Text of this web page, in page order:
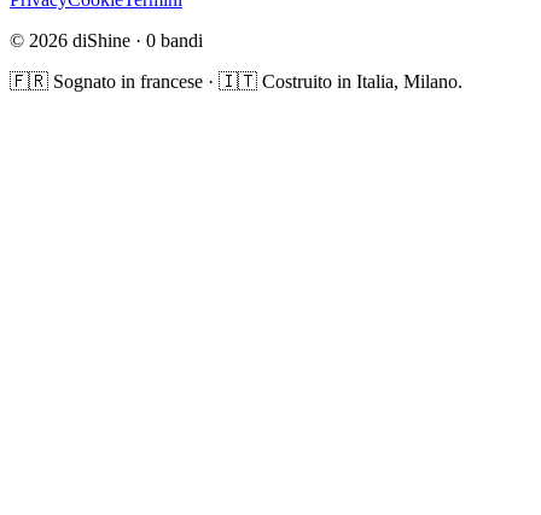
© 2026 diShine · 0 bandi
🇫🇷 Sognato in francese · 🇮🇹 Costruito in Italia, Milano.